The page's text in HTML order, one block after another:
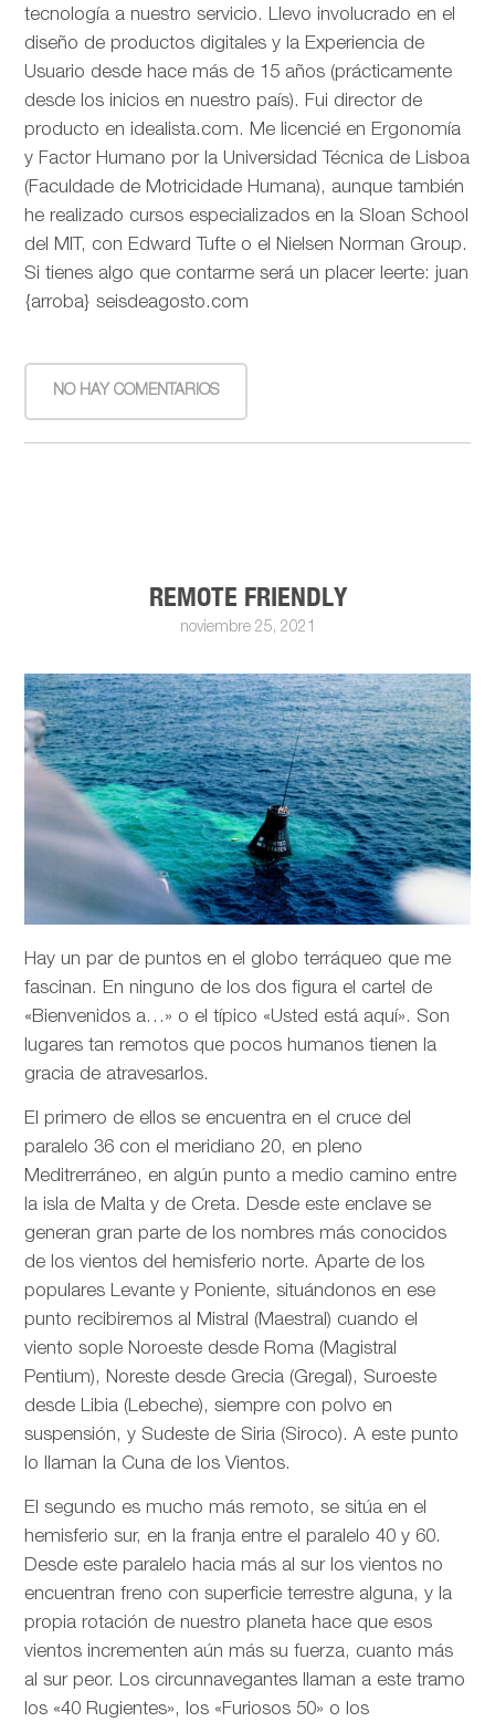
tecnología a nuestro servicio. Llevo involucrado en el
diseño de productos digitales y la Experiencia de
Usuario desde hace más de 15 años (prácticamente
desde los inicios en nuestro país). Fui director de
producto en idealista.com. Me licencié en Ergonomía
y Factor Humano por la Universidad Técnica de Lisboa
(Faculdade de Motricidade Humana), aunque también
he realizado cursos especializados en la Sloan School
del MIT, con Edward Tufte o el Nielsen Norman Group.
Si tienes algo que contarme será un placer leerte: juan
{arroba} seisdeagosto.com
NO HAY COMENTARIOS
REMOTE FRIENDLY
noviembre 25, 2021
Hay un par de puntos en el globo terráqueo que me
fascinan. En ninguno de los dos figura el cartel de
«Bienvenidos a…» o el típico «Usted está aquí». Son
lugares tan remotos que pocos humanos tienen la
gracia de atravesarlos.
El primero de ellos se encuentra en el cruce del
paralelo 36 con el meridiano 20, en pleno
Meditrerráneo, en algún punto a medio camino entre
la isla de Malta y de Creta. Desde este enclave se
generan gran parte de los nombres más conocidos
de los vientos del hemisferio norte. Aparte de los
populares Levante y Poniente, situándonos en ese
punto recibiremos al Mistral (Maestral) cuando el
viento sople Noroeste desde Roma (Magistral
Pentium), Noreste desde Grecia (Gregal), Suroeste
desde Libia (Lebeche), siempre con polvo en
suspensión, y Sudeste de Siria (Siroco). A este punto
lo llaman la Cuna de los Vientos.
El segundo es mucho más remoto, se sitúa en el
hemisferio sur, en la franja entre el paralelo 40 y 60.
Desde este paralelo hacia más al sur los vientos no
encuentran freno con superficie terrestre alguna, y la
propia rotación de nuestro planeta hace que esos
vientos incrementen aún más su fuerza, cuanto más
al sur peor. Los circunnavegantes llaman a este tramo
los «40 Rugientes», los «Furiosos 50» o los